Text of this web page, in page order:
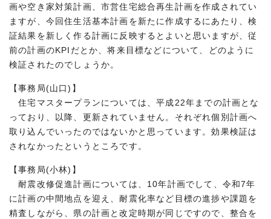
画や空き家対策計画、市営住宅総合再生計画を作成されてい
ますが、今回住生活基本計画を新たに作成するにあたり、検
証結果を新しく作る計画に反映するとよいと思いますが、従
前の計画のKPIだとか、将来目標などについて、どのように
検証されたのでしょうか。
【事務局(山口)】
住宅マスタープランについては、平成22年までの計画とな
っており、以降、更新されていません。それぞれ個別計画へ
取り込んでいったのではないかと思っています。効果検証は
されなかったというところです。
【事務局(小林)】
耐震改修促進計画については、10年計画でして、令和7年
に計画の中間地点を迎え、耐震化率など目標の進捗や課題を
精査しながら、県の計画と改定時期が同じですので、整合を